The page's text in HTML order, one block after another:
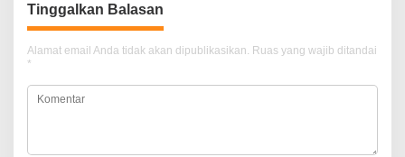
g
a
s
o
Tinggalkan Balasan
Alamat email Anda tidak akan dipublikasikan. Ruas yang wajib ditandai
*